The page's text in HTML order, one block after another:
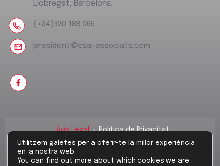
Llobregat, Barcelona.
(+34)620 188 065
president@csa-associats.com
©2026. Designed ByGlobalTac.
Avís Legal
Política de Privacitat
Utilitzem galetes per a oferir-te la millor experiència
en la nostra web.
You can find out more about which cookies we are